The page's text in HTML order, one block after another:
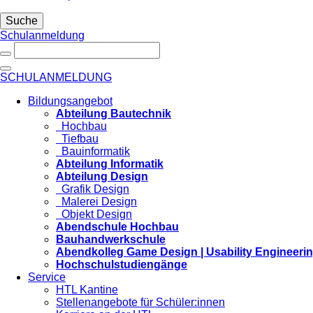
Suche
Schulanmeldung
SCHULANMELDUNG
Bildungsangebot
Abteilung Bautechnik
Hochbau
Tiefbau
Bauinformatik
Abteilung Informatik
Abteilung Design
Grafik Design
Malerei Design
Objekt Design
Abendschule Hochbau
Bauhandwerkschule
Abendkolleg Game Design | Usability
Hochschulstudiengänge
Service
HTL Kantine
Stellenangebote für Schüler:innen